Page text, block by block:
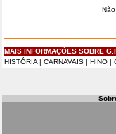
MAIS INFORMAÇÕES SOBRE
HISTÓRIA | CARNAVAIS | HINO |